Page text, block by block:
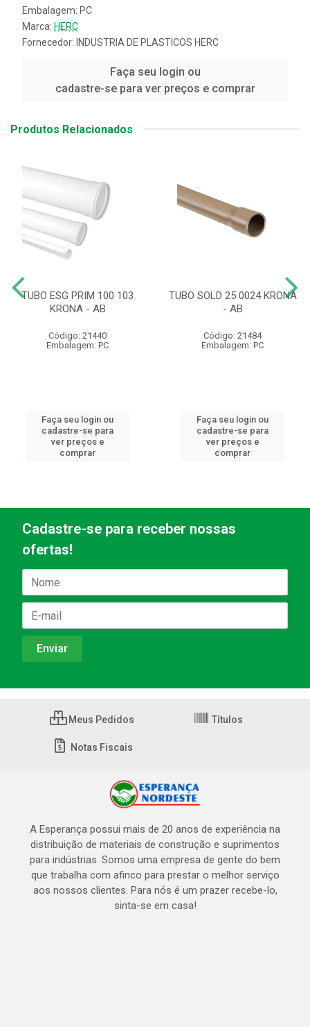
Embalagem: PC
Marca: HERC
Fornecedor: INDUSTRIA DE PLASTICOS HERC
Faça seu login ou
cadastre-se para ver preços e comprar
Produtos Relacionados
TUBO ESG PRIM 100 103
KRONA - AB
Código: 21440
Embalagem: PC
Faça seu login ou
cadastre-se para
ver preços e
comprar
TUBO SOLD 25 0024 KRONA
- AB
Código: 21484
Embalagem: PC
Faça seu login ou
cadastre-se para
ver preços e
comprar
Cadastre-se para receber nossas
ofertas!
Meus Pedidos Títulos
Notas Fiscais
A Esperança possui mais de 20 anos de experiência na
distribuição de materiais de construção e suprimentos
para indústrias. Somos uma empresa de gente do bem
que trabalha com afinco para prestar o melhor serviço
aos nossos clientes. Para nós é um prazer recebe-lo,
sinta-se em casa!